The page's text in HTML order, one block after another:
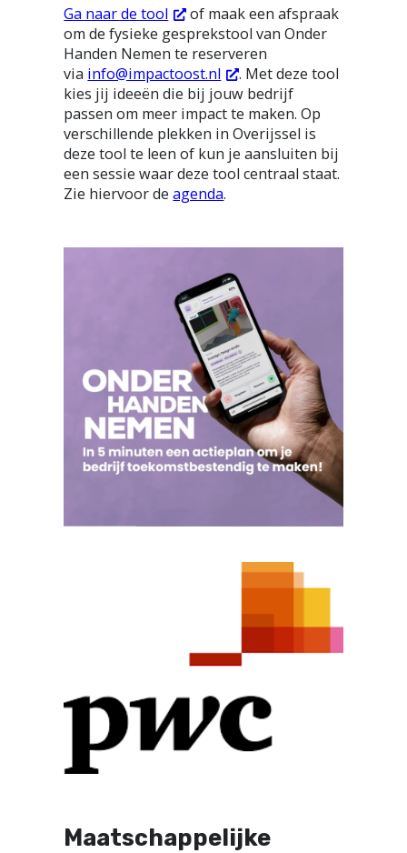
Ga naar de tool
of maak een afspraak
om de fysieke gesprekstool van Onder
Handen Nemen te reserveren
via info@impactoost.nl
. Met deze tool
kies jij ideeën die bij jouw bedrijf
passen om meer impact te maken. Op
verschillende plekken in Overijssel is
deze tool te leen of kun je aansluiten bij
een sessie waar deze tool centraal staat.
Zie hiervoor deagenda.
Maatschappelijke